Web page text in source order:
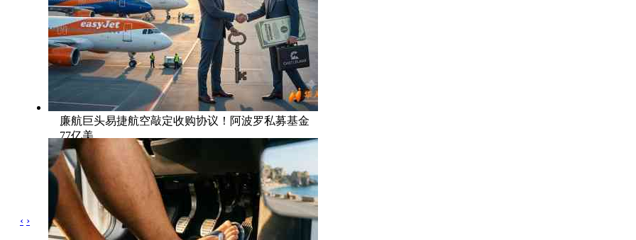
廉航巨头易捷航空敲定收购协议！阿波罗私募基金
77亿美
‹ ›